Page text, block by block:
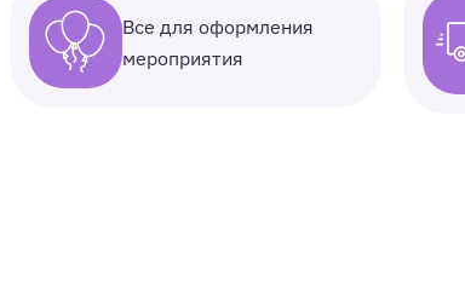
Все для оформления
мероприятия